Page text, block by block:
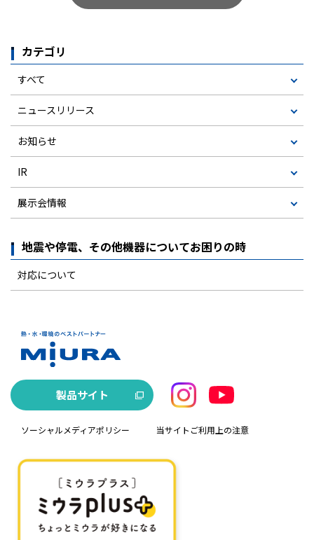
カテゴリ
すべて
ニュースリリース
お知らせ
IR
展示会情報
地震や停電、その他機器についてお困りの時
対応について
製品サイト
ソーシャルメディアポリシー 当サイトご利用上の注意